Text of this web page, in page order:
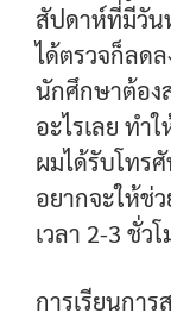
สัปดาห์ที่มีวัน
ได้ตรวจก็ลด
นักศึกษาต้อง
อะไรเลย ทำ
ผมได้รับโทร
อยากจะให้ช่
เวลา 2-3 ชั่ว
การเรียนกา